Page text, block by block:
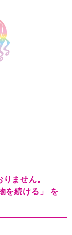
ません。
を続ける」 を